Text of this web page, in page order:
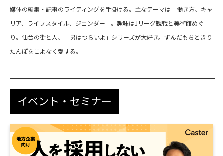
媒体の編集・記事のライティングを手掛ける。主なテーマは「働き方、キャ
リア、ライフスタイル、ジェンダー」。趣味はJリーグ観戦と美術館めぐ
り。仙台の街と人、「男はつらいよ」シリーズが大好き。ずんだもちときり
たんぽをこよなく愛する。
イベント・セミナー